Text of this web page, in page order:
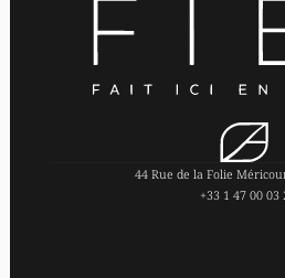
44 Rue de la Folie
+33 1 47 00 03